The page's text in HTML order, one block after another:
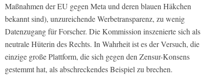
Maßnahmen der EU gegen Meta und deren blauen Häkchen
bekannt sind), unzureichende Werbetransparenz, zu wenig
Datenzugang für Forscher. Die Kommission inszenierte sich als
neutrale Hüterin des Rechts. In Wahrheit ist es der Versuch, die
einzige große Plattform, die sich gegen den Zensur-Konsens
gestemmt hat, als abschreckendes Beispiel zu brechen.